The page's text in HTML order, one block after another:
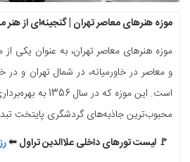
موزه هنرهای معاصر تهران | گنجینه‌ای از
موزه هنرهای معاصر تهران، به عنوان یکی
و معاصر در خاورمیانه، در شمال تهران و در
است. این موزه که
محبوب‌ترین جاذبه‌های گردشگری پایتخت
‌🚩 لیست تورهای داخلی علاالدین تراول ⬅